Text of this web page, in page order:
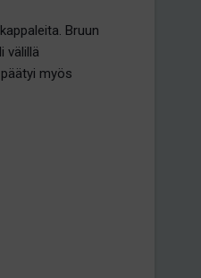
Bruun
välillä
myös